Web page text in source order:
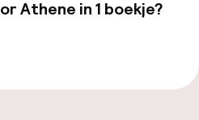
Athene in 1 boekje?